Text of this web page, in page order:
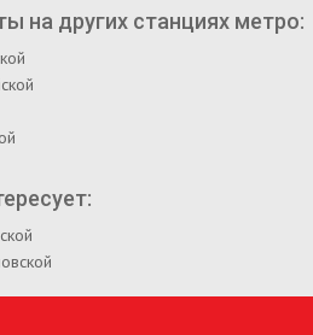
на других станциях метро: